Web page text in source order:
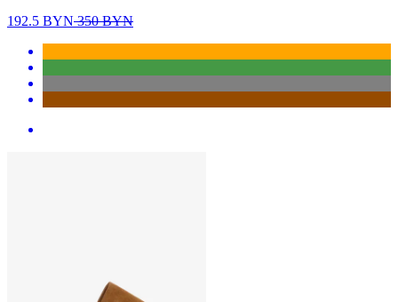
192.5 BYN350BYN